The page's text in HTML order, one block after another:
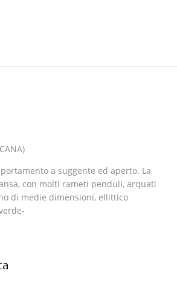
a suggente ed aperto. La
con molti rameti penduli, arquati
di medie dimensioni, ellittico